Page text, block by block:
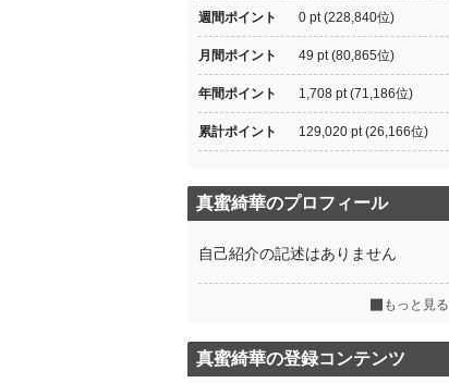
週間ポイント 0 pt (228,840位)
月間ポイント 49 pt (80,865位)
年間ポイント 1,708 pt (71,186位)
累計ポイント 129,020 pt (26,166位)
真蜜綺華のプロフィール
自己紹介の記述はありません
もっと見る
真蜜綺華の登録コンテンツ